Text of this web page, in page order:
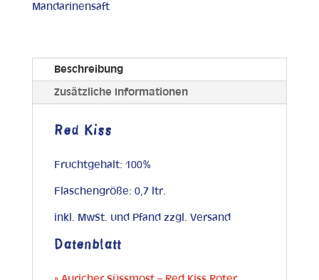
Mandarinensaft
Beschreibung
Zusätzliche Informationen
Red Kiss
Fruchtgehalt: 100%
Flaschengröße: 0,7 ltr.
inkl. MwSt. und Pfand zzgl. Versand
Datenblatt